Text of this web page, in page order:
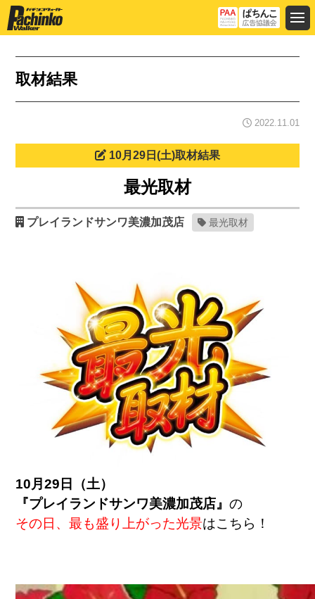
取材結果
2022.11.01
10月29日(土)取材結果
最光取材
プレイランドサンワ美濃加茂店 最光取材
10月29日（土）
『プレイランドサンワ美濃加茂店』の
その日、最も盛り上がった光景はこちら！